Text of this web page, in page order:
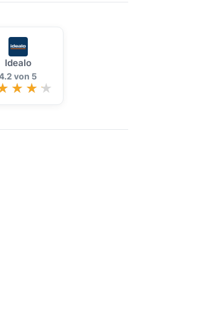
Idealo
von 5